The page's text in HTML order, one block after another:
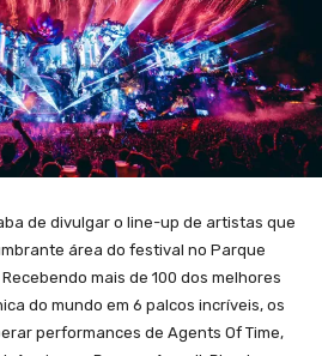
de divulgar o line-up de artistas que
área do festival no Parque
mais de 100 dos melhores
do mundo em 6 palcos incríveis, os
performances de Agents Of Time,